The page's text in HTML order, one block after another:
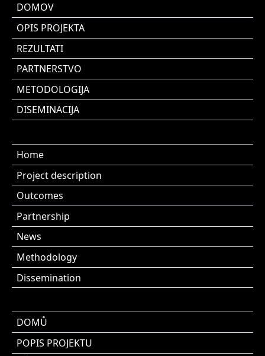
DOMOV
OPIS PROJEKTA
REZULTATI
PARTNERSTVO
METODOLOGIJA
DISEMINACIJA
Home
Project description
Outcomes
Partnership
News
Methodology
Dissemination
DOMŮ
POPIS PROJEKTU